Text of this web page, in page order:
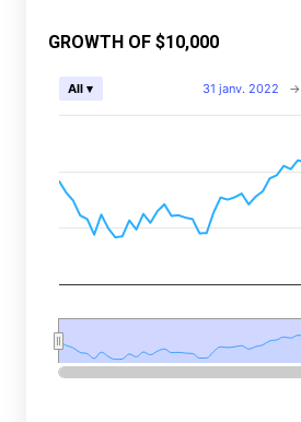
GROWTH OF $10,000
Chart
The chart has 2 X axes
The chart has 2 Y axes
31 janv. 2022 →
All ▾